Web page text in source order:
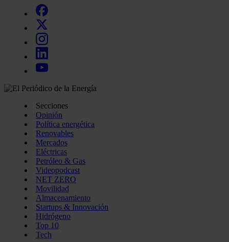
Secciones
Opinión
Política energética
Renovables
Mercados
Eléctricas
Petróleo & Gas
Videopodcast
NET ZERO
Movilidad
Almacenamiento
Startups & Innovación
Hidrógeno
Top 10
Tech